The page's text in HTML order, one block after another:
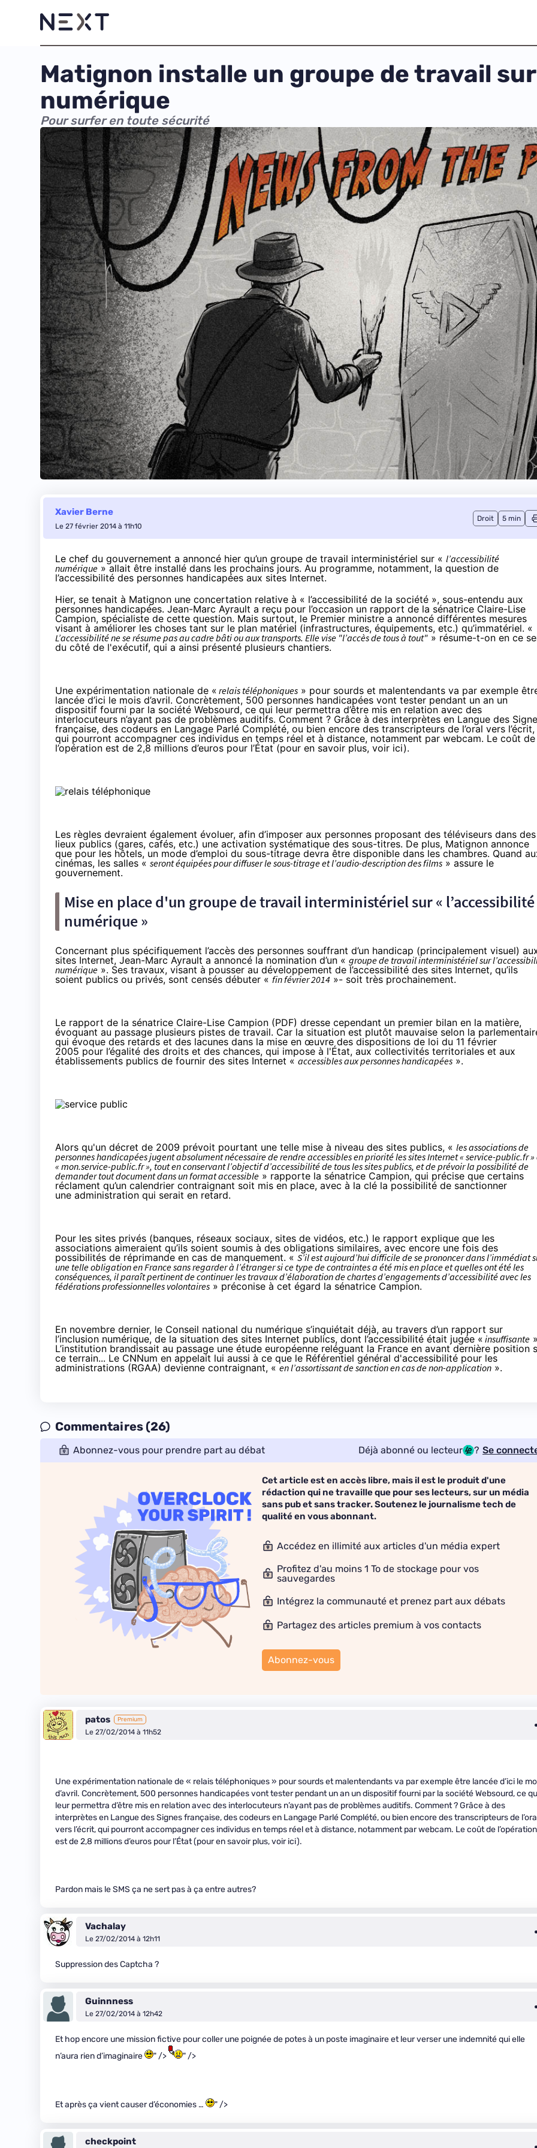
Matignon installe un groupe de travail
numérique
Pour surfer en toute sécurité
Xavier Berne
Le 27 février 2014 à 11h10
Droit 5 min
Le chef du gouvernement a annoncé hier qu’un groupe de travail interministériel sur « l’accessibilité
numérique » allait être installé dans les prochains jours. Au programme, notamment, la question de
l’accessibilité des personnes handicapées aux sites Internet.
Hier, se tenait à Matignon une concertation relative à « l’accessibilité de la société », sous-entendu aux
personnes handicapées. Jean-Marc Ayrault a reçu pour l’occasion un rapport de la sénatrice Claire-Lise
Campion, spécialiste de cette question. Mais surtout, le Premier ministre a annoncé différentes mesures
visant à améliorer les choses tant sur le plan matériel (infrastructures, équipements, etc.) qu’immatériel. «
L’accessibilité ne se résume pas au cadre bâti ou aux transports. Elle vise "l’accès de tous à tout" » résume-t-on en ce
du côté de l'exécutif, qui a ainsi présenté plusieurs chantiers.
Une expérimentation nationale de « relais téléphoniques » pour sourds et malentendants va par exemple
lancée d’ici le mois d’avril. Concrètement, 500 personnes handicapées vont tester pendant un an un
dispositif fourni par la société Websourd, ce qui leur permettra d’être mis en relation avec des
interlocuteurs n’ayant pas de problèmes auditifs. Comment ? Grâce à des interprètes en Langue des
française, des codeurs en Langage Parlé Complété, ou bien encore des transcripteurs de l’oral vers l’écrit,
qui pourront accompagner ces individus en temps réel et à distance, notamment par webcam. Le coût de
l’opération est de 2,8 millions d’euros pour l’État (pour en savoir plus, voir ici).
Les règles devraient également évoluer, afin d’imposer aux personnes proposant des téléviseurs dans des
lieux publics (gares, cafés, etc.) une activation systématique des sous-titres. De plus, Matignon annonce
que pour les hôtels, un mode d’emploi du sous-titrage devra être disponible dans les chambres. Quand
cinémas, les salles « serontéquipées pour diffuser le sous-titrage et l’audio-description des films » assure le
gouvernement.
Mise en place d'un groupe de travail interministériel sur « l’accessibilité
numérique »
Concernant plus spécifiquement l’accès des personnes souffrant d’un handicap (principalement visuel)
sites Internet, Jean-Marc Ayrault a annoncé la nomination d’un « groupe de travail interministériel sur
numérique ». Ses travaux, visant à pousser au développement de l’accessibilité des sites Internet, qu’ils
soient publics ou privés, sont censés débuter « fin février 2014 »- soit très prochainement.
Le rapport de la sénatrice Claire-Lise Campion (PDF) dresse cependant un premier bilan en la matière,
évoquant au passage plusieurs pistes de travail. Car la situation est plutôt mauvaise selon la
qui évoque des retards et des lacunes dans la mise en œuvre des dispositions de loi du 11 février
2005 pour l’égalité des droits et des chances, qui impose à l'État, aux collectivités territoriales et aux
établissements publics de fournir des sites Internet « accessibles aux personnes handicapées ».
Alors qu'un décret de 2009 prévoit pourtant une telle mise à niveau des sites publics, « les associations de
personnes handicapées jugent absolument nécessaire de rendre accessibles en priorité les sites Internet « service-public.fr »
« mon.service-public.fr », tout en conservant l’objectif d’accessibilité de tous les sites publics, et de prévoir la possibilité de
demander tout document dans un format accessible » rapporte la sénatrice Campion, qui précise que certains
réclament qu’un calendrier contraignant soit mis en place, avec à la clé la possibilité de sanctionner
une administration qui serait en retard.
Pour les sites privés (banques, réseaux sociaux, sites de vidéos, etc.) le rapport explique que les
associations aimeraient qu’ils soient soumis à des obligations similaires, avec encore une fois des
possibilités de réprimande en cas de manquement. « S’il est aujourd’hui difficile de se prononcer dans l’immédiat
une telle obligation en France sans regarder à l’étranger si ce type de contraintes a été mis en place et quelles ont été les
conséquences, il paraît pertinent de continuer les travaux d’élaboration de chartes d’engagements d’accessibilité avec les
fédérations professionnelles volontaires » préconise à cet égard la sénatrice Campion.
En novembre dernier, le Conseil national du numérique s’inquiétait déjà, au travers d’un rapport sur
l’inclusion numérique, de la situation des sites Internet publics, dont l’accessibilité était jugée « insuffisante
L’institution brandissait au passage une étude européenne reléguant la France en avant dernière position
ce terrain... Le CNNum en appelait lui aussi à ce que le Référentiel général d'accessibilité pour les
administrations (RGAA) devienne contraignant, « en l’assortissant de sanction en cas de non-application ».
Commentaires (26)
Abonnez-vous pour prendre part au débat Déjà abonné ou lecteur ? Se
Cet article est en accès libre, mais il est le produit d'une
rédaction qui ne travaille que pour ses lecteurs, sur un média
sans pub et sans tracker. Soutenez le journalisme tech de
qualité en vous abonnant.
Accédez en illimité aux articles d'un média expert
Profitez d'au moins 1 To de stockage pour vos
sauvegardes
Intégrez la communauté et prenez part aux débats
Partagez des articles premium à vos contacts
Abonnez-vous
patos Premium
Le 27/02/2014 à 11h52
Une expérimentation nationale de « relais téléphoniques » pour sourds et malentendants va par exemple être lancée d’ici le
d’avril. Concrètement, 500 personnes handicapées vont tester pendant un an un dispositif fourni par la société Websourd, ce
leur permettra d’être mis en relation avec des interlocuteurs n’ayant pas de problèmes auditifs. Comment ? Grâce à des
interprètes en Langue des Signes française, des codeurs en Langage Parlé Complété, ou bien encore des transcripteurs de
vers l’écrit, qui pourront accompagner ces individus en temps réel et à distance, notamment par webcam. Le coût de l’opération
est de 2,8 millions d’euros pour l’État (pour en savoir plus, voir ici).
Pardon mais le SMS ça ne sert pas à ça entre autres?
Vachalay
Le 27/02/2014 à 12h11
Suppression des Captcha ?
Guinnness
Le 27/02/2014 à 12h42
Et hop encore une mission fictive pour coller une poignée de potes à un poste imaginaire et leur verser une indemnité qui elle
n’aura rien d’imaginaire
" /> " />
Et après ça vient causer d’économies … " />
checkpoint